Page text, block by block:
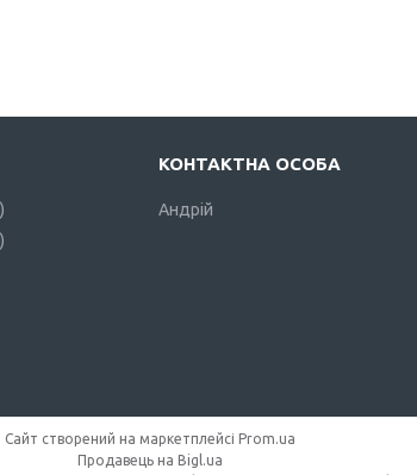
Андрій
Сайт створений на маркетплейсі Prom.ua
Продавець на Bigl.ua